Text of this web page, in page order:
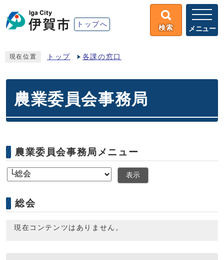
トップへ 検索 メニュー
現在位置 トップ 各課の窓口
農業委員会事務局
農業委員会事務局メニュー
表示
総会
現在コンテンツはありません。